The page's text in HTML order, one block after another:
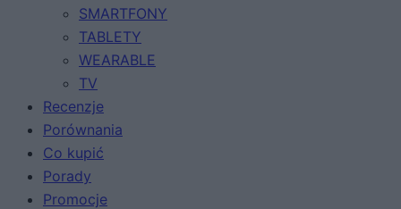
SMARTFONY
TABLETY
WEARABLE
TV
Recenzje
Porównania
Co kupić
Porady
Promocje